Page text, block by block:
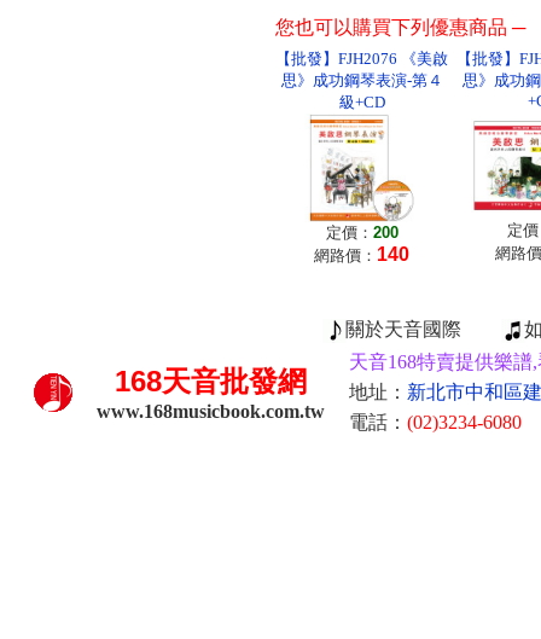
您也可以購買下列優惠商品 ─
【批發】FJH2076 《美啟
思》成功鋼琴表演-第４
級+CD
定價： 200
網路價： 140
【批發】
思》成功
定
網路
關於天音國際
168天音批發網
www.168musicbook.com.tw
天音168特賣提供樂
地址： 新北市中和區
電話： (02)3234-6080